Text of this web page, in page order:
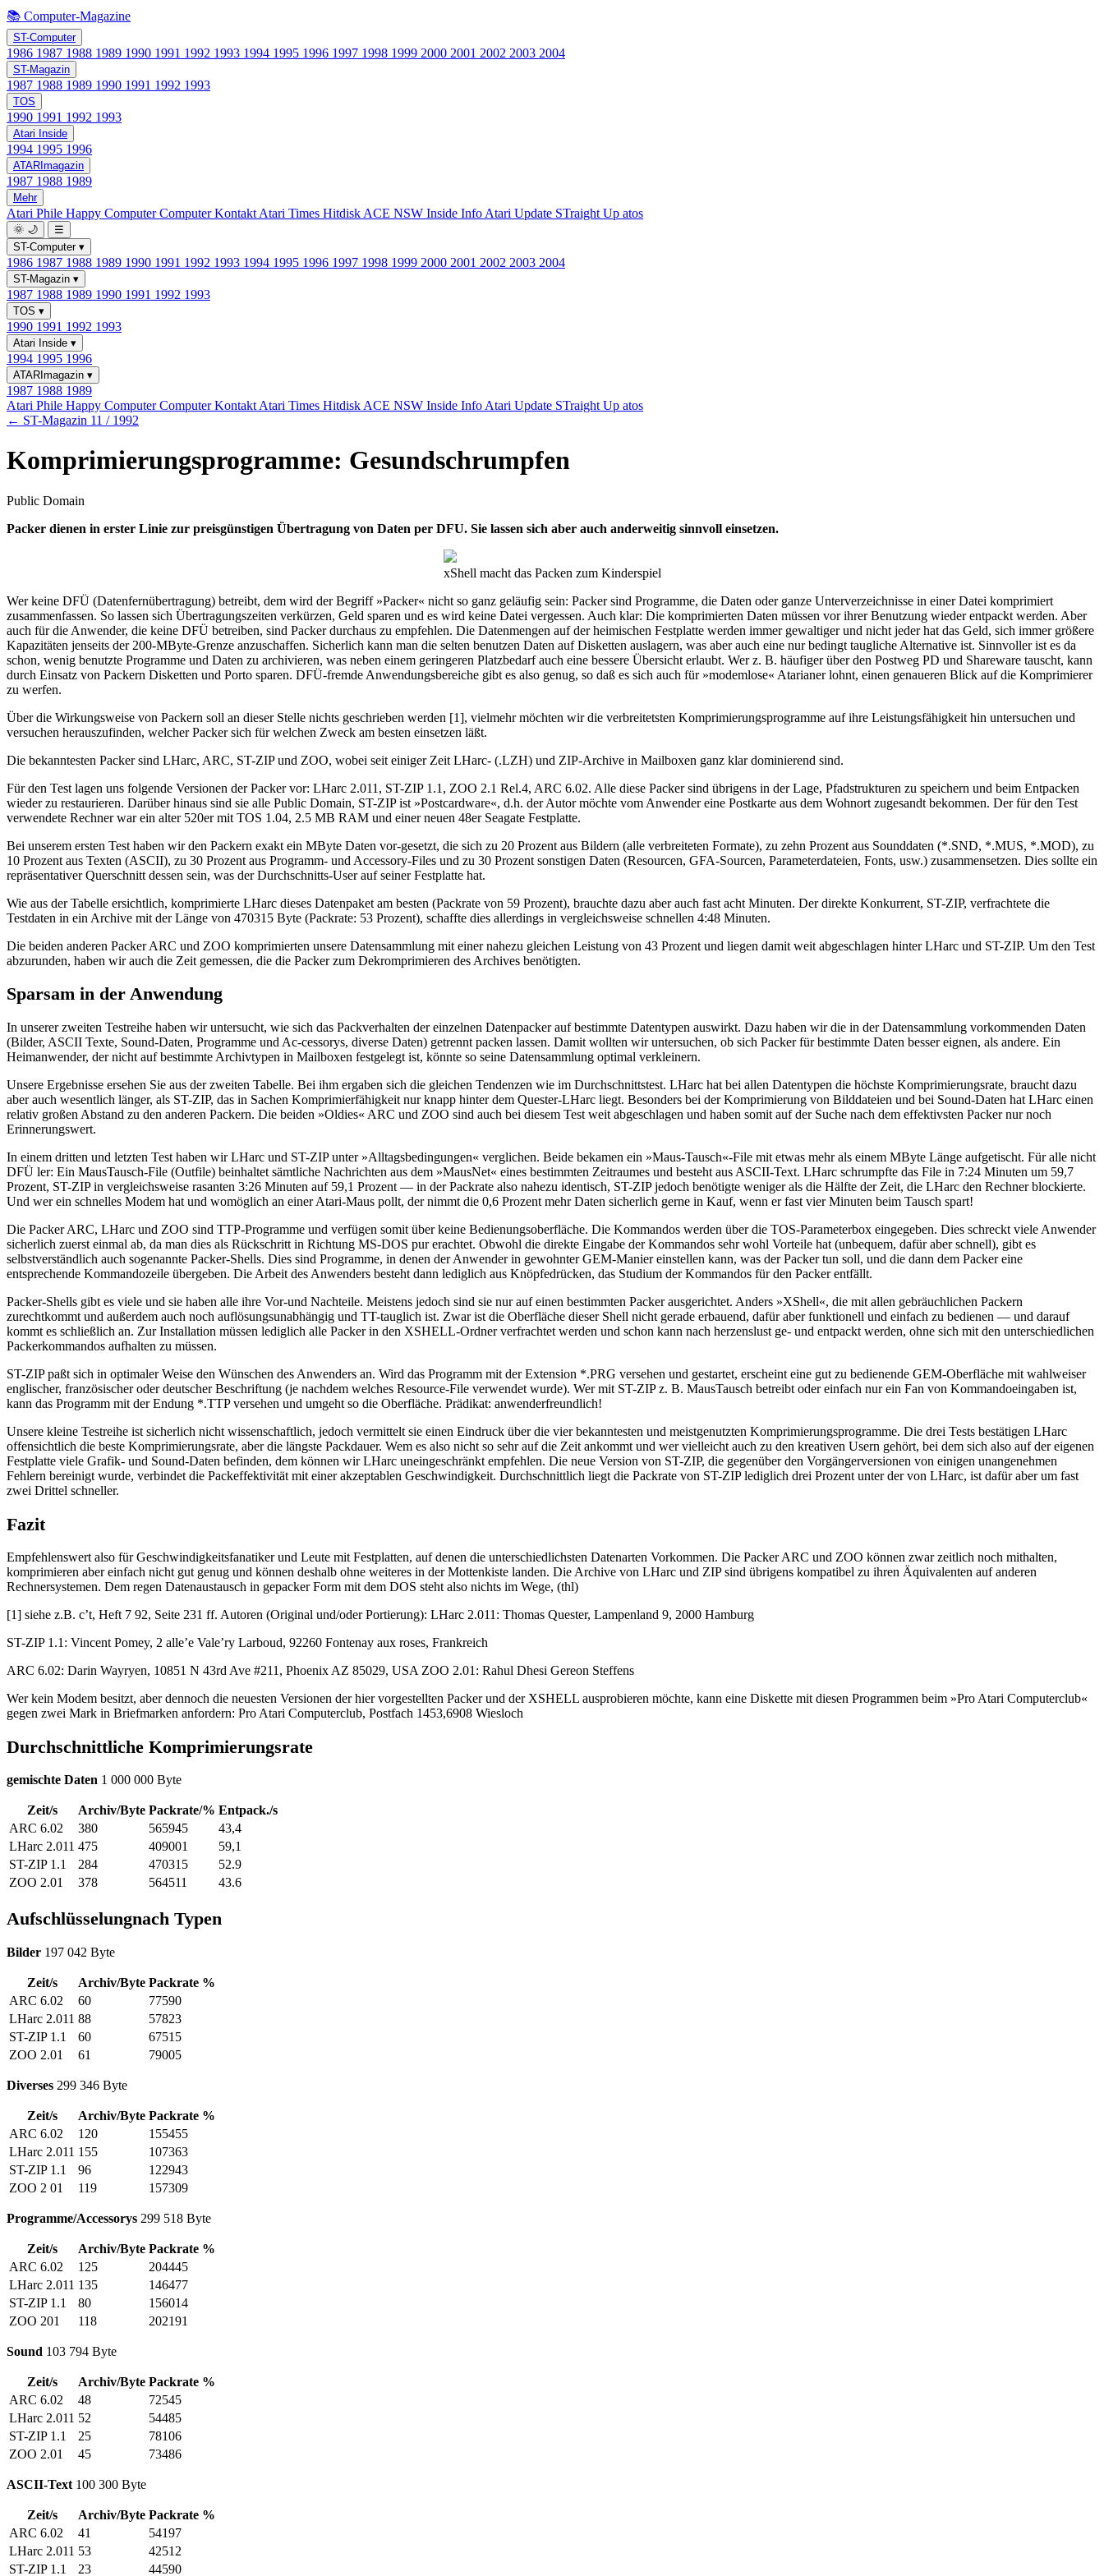
📚 Computer-Magazine
ST-Computer
1986 1987 1988 1989 1990 1991 1992 1993 1994 1995 1996 1997 1998 1999 2000 2001 2002 2003 2004
ST-Magazin
1987 1988 1989 1990 1991 1992 1993
TOS
1990 1991 1992 1993
Atari Inside
1994 1995 1996
ATARImagazin
1987 1988 1989
Mehr
Atari Phile Happy ComputerComputer Kontakt Atari Times Hitdisk ACE NSW Inside Info Atari Update STraight Up atos
🌞 🌙
☰
ST-Computer ▾
1986 1987 1988 1989 1990 1991 1992 1993 1994 1995 1996 1997 1998 1999 2000 2001 2002 2003 2004
ST-Magazin ▾
1987 1988 1989 1990 1991 1992 1993
TOS ▾
1990 1991 1992 1993
Atari Inside ▾
1994 1995 1996
ATARImagazin ▾
1987 1988 1989
Atari Phile Happy ComputerComputer Kontakt Atari Times Hitdisk ACE NSW Inside Info Atari Update STraight Up atos
← ST-Magazin 11 / 1992
Komprimierungsprogramme: Gesundschrumpfen
Public Domain
Packer dienen in erster Linie zur preisgünstigen Übertragung von Daten per DFU. Sie lassen sich aber auch anderweitig sinnvoll einsetzen.
xShell macht das Packen zum Kinderspiel
Wer keine DFÜ (Datenfernübertragung) betreibt, dem wird der Begriff »Packer« nicht so ganz geläufig sein: Packer sind Programme, die Daten oder ganze Unterverzeichnisse in einer Datei komprimiert
zusammenfassen. So lassen sich Übertragungszeiten verkürzen, Geld sparen und es wird keine Datei vergessen. Auch klar: Die komprimierten Daten müssen vor ihrer Benutzung wieder entpackt werden. Aber
auch für die Anwender, die keine DFÜ betreiben, sind Packer durchaus zu empfehlen. Die Datenmengen auf der heimischen Festplatte werden immer gewaltiger und nicht jeder hat das Geld, sich immer größere
Kapazitäten jenseits der 200-MByte-Grenze anzuschaffen. Sicherlich kann man die selten benutzen Daten auf Disketten auslagern, was aber auch eine nur bedingt taugliche Alternative ist. Sinnvoller ist es da
schon, wenig benutzte Programme und Daten zu archivieren, was neben einem geringeren Platzbedarf auch eine bessere Übersicht erlaubt. Wer z. B. häufiger über den Postweg PD und Shareware tauscht, kann
durch Einsatz von Packern Disketten und Porto sparen. DFÜ-fremde Anwendungsbereiche gibt es also genug, so daß es sich auch für »modemlose« Atarianer lohnt, einen genaueren Blick auf die Komprimierer
zu werfen.
Über die Wirkungsweise von Packern soll an dieser Stelle nichts geschrieben werden [1], vielmehr möchten wir die verbreitetsten Komprimierungsprogramme auf ihre Leistungsfähigkeit hin untersuchen und
versuchen herauszufinden, welcher Packer sich für welchen Zweck am besten einsetzen läßt.
Die bekanntesten Packer sind LHarc, ARC, ST-ZIP und ZOO, wobei seit einiger Zeit LHarc- (.LZH) und ZIP-Archive in Mailboxen ganz klar dominierend sind.
Für den Test lagen uns folgende Versionen der Packer vor: LHarc 2.011, ST-ZIP 1.1, ZOO 2.1 Rel.4, ARC 6.02. Alle diese Packer sind übrigens in der Lage, Pfadstrukturen zu speichern und beim Entpacken
wieder zu restaurieren. Darüber hinaus sind sie alle Public Domain, ST-ZIP ist »Postcardware«, d.h. der Autor möchte vom Anwender eine Postkarte aus dem Wohnort zugesandt bekommen. Der für den Test
verwendete Rechner war ein alter 520er mit TOS 1.04, 2.5 MB RAM und einer neuen 48er Seagate Festplatte.
Bei unserem ersten Test haben wir den Packern exakt ein MByte Daten vor-gesetzt, die sich zu 20 Prozent aus Bildern (alle verbreiteten Formate), zu zehn Prozent aus Sounddaten (*.SND, *.MUS, *.MOD), zu
10 Prozent aus Texten (ASCII), zu 30 Prozent aus Programm- und Accessory-Files und zu 30 Prozent sonstigen Daten (Resourcen, GFA-Sourcen, Parameterdateien, Fonts, usw.) zusammensetzen. Dies sollte ein
repräsentativer Querschnitt dessen sein, was der Durchschnitts-User auf seiner Festplatte hat.
Wie aus der Tabelle ersichtlich, komprimierte LHarc dieses Datenpaket am besten (Packrate von 59 Prozent), brauchte dazu aber auch fast acht Minuten. Der direkte Konkurrent, ST-ZIP, verfrachtete die
Testdaten in ein Archive mit der Länge von 470315 Byte (Packrate: 53 Prozent), schaffte dies allerdings in vergleichsweise schnellen 4:48 Minuten.
Die beiden anderen Packer ARC und ZOO komprimierten unsere Datensammlung mit einer nahezu gleichen Leistung von 43 Prozent und liegen damit weit abgeschlagen hinter LHarc und ST-ZIP. Um den Test
abzurunden, haben wir auch die Zeit gemessen, die die Packer zum Dekromprimieren des Archives benötigten.
Sparsam in der Anwendung
In unserer zweiten Testreihe haben wir untersucht, wie sich das Packverhalten der einzelnen Datenpacker auf bestimmte Datentypen auswirkt. Dazu haben wir die in der Datensammlung vorkommenden Daten
(Bilder, ASCII Texte, Sound-Daten, Programme und Ac-cessorys, diverse Daten) getrennt packen lassen. Damit wollten wir untersuchen, ob sich Packer für bestimmte Daten besser eignen, als andere. Ein
Heimanwender, der nicht auf bestimmte Archivtypen in Mailboxen festgelegt ist, könnte so seine Datensammlung optimal verkleinern.
Unsere Ergebnisse ersehen Sie aus der zweiten Tabelle. Bei ihm ergaben sich die gleichen Tendenzen wie im Durchschnittstest. LHarc hat bei allen Datentypen die höchste Komprimierungsrate, braucht dazu
aber auch wesentlich länger, als ST-ZIP, das in Sachen Komprimierfähigkeit nur knapp hinter dem Quester-LHarc liegt. Besonders bei der Komprimierung von Bilddateien und bei Sound-Daten hat LHarc einen
relativ großen Abstand zu den anderen Packern. Die beiden »Oldies« ARC und ZOO sind auch bei diesem Test weit abgeschlagen und haben somit auf der Suche nach dem effektivsten Packer nur noch
Erinnerungswert.
In einem dritten und letzten Test haben wir LHarc und ST-ZIP unter »Alltagsbedingungen« verglichen. Beide bekamen ein »Maus-Tausch«-File mit etwas mehr als einem MByte Länge aufgetischt. Für alle nicht
DFÜ ler: Ein MausTausch-File (Outfile) beinhaltet sämtliche Nachrichten aus dem »MausNet« eines bestimmten Zeitraumes und besteht aus ASCII-Text. LHarc schrumpfte das File in 7:24 Minuten um 59,7
Prozent, ST-ZIP in vergleichsweise rasanten 3:26 Minuten auf 59,1 Prozent — in der Packrate also nahezu identisch, ST-ZIP jedoch benötigte weniger als die Hälfte der Zeit, die LHarc den Rechner blockierte.
Und wer ein schnelles Modem hat und womöglich an einer Atari-Maus pollt, der nimmt die 0,6 Prozent mehr Daten sicherlich gerne in Kauf, wenn er fast vier Minuten beim Tausch spart!
Die Packer ARC, LHarc und ZOO sind TTP-Programme und verfügen somit über keine Bedienungsoberfläche. Die Kommandos werden über die TOS-Parameterbox eingegeben. Dies schreckt viele Anwender
sicherlich zuerst einmal ab, da man dies als Rückschritt in Richtung MS-DOS pur erachtet. Obwohl die direkte Eingabe der Kommandos sehr wohl Vorteile hat (unbequem, dafür aber schnell), gibt es
selbstverständlich auch sogenannte Packer-Shells. Dies sind Programme, in denen der Anwender in gewohnter GEM-Manier einstellen kann, was der Packer tun soll, und die dann dem Packer eine
entsprechende Kommandozeile übergeben. Die Arbeit des Anwenders besteht dann lediglich aus Knöpfedrücken, das Studium der Kommandos für den Packer entfällt.
Packer-Shells gibt es viele und sie haben alle ihre Vor-und Nachteile. Meistens jedoch sind sie nur auf einen bestimmten Packer ausgerichtet. Anders »XShell«, die mit allen gebräuchlichen Packern
zurechtkommt und außerdem auch noch auflösungsunabhängig und TT-tauglich ist. Zwar ist die Oberfläche dieser Shell nicht gerade erbauend, dafür aber funktionell und einfach zu bedienen — und darauf
kommt es schließlich an. Zur Installation müssen lediglich alle Packer in den XSHELL-Ordner verfrachtet werden und schon kann nach herzenslust ge- und entpackt werden, ohne sich mit den unterschiedlichen
Packerkommandos aufhalten zu müssen.
ST-ZIP paßt sich in optimaler Weise den Wünschen des Anwenders an. Wird das Programm mit der Extension *.PRG versehen und gestartet, erscheint eine gut zu bedienende GEM-Oberfläche mit wahlweiser
englischer, französischer oder deutscher Beschriftung (je nachdem welches Resource-File verwendet wurde). Wer mit ST-ZIP z. B. MausTausch betreibt oder einfach nur ein Fan von Kommandoeingaben ist,
kann das Programm mit der Endung *.TTP versehen und umgeht so die Oberfläche. Prädikat: anwenderfreundlich!
Unsere kleine Testreihe ist sicherlich nicht wissenschaftlich, jedoch vermittelt sie einen Eindruck über die vier bekanntesten und meistgenutzten Komprimierungsprogramme. Die drei Tests bestätigen LHarc
offensichtlich die beste Komprimierungsrate, aber die längste Packdauer. Wem es also nicht so sehr auf die Zeit ankommt und wer vielleicht auch zu den kreativen Usern gehört, bei dem sich also auf der eigenen
Festplatte viele Grafik- und Sound-Daten befinden, dem können wir LHarc uneingeschränkt empfehlen. Die neue Version von ST-ZIP, die gegenüber den Vorgängerversionen von einigen unangenehmen
Fehlern bereinigt wurde, verbindet die Packeffektivität mit einer akzeptablen Geschwindigkeit. Durchschnittlich liegt die Packrate von ST-ZIP lediglich drei Prozent unter der von LHarc, ist dafür aber um fast
zwei Drittel schneller.
Fazit
Empfehlenswert also für Geschwindigkeitsfanatiker und Leute mit Festplatten, auf denen die unterschiedlichsten Datenarten Vorkommen. Die Packer ARC und ZOO können zwar zeitlich noch mithalten,
komprimieren aber einfach nicht gut genug und können deshalb ohne weiteres in der Mottenkiste landen. Die Archive von LHarc und ZIP sind übrigens kompatibel zu ihren Äquivalenten auf anderen
Rechnersystemen. Dem regen Datenaustausch in gepacker Form mit dem DOS steht also nichts im Wege, (thl)
[1] siehe z.B. c’t, Heft 7 92, Seite 231 ff. Autoren (Original und/oder Portierung): LHarc 2.011: Thomas Quester, Lampenland 9, 2000 Hamburg
ST-ZIP 1.1: Vincent Pomey, 2 alle’e Vale’ry Larboud, 92260 Fontenay aux roses, Frankreich
ARC 6.02: Darin Wayryen, 10851 N 43rd Ave #211, Phoenix AZ 85029, USA ZOO 2.01: Rahul Dhesi Gereon Steffens
Wer kein Modem besitzt, aber dennoch die neuesten Versionen der hier vorgestellten Packer und der XSHELL ausprobieren möchte, kann eine Diskette mit diesen Programmen beim »Pro Atari Computerclub«
gegen zwei Mark in Briefmarken anfordern: Pro Atari Computerclub, Postfach 1453,6908 Wiesloch
Durchschnittliche Komprimierungsrate
gemischte Daten 1 000 000 Byte
Zeit/s Archiv/Byte Packrate/% Entpack./s
ARC 6.02
380 565945
43,4
LHarc 2.011 475 409001
59,1
ST-ZIP 1.1
284 470315
52.9
ZOO 2.01
378 564511 43.6
Aufschlüsselungnach Typen
Bilder 197 042 Byte
Zeit/s Archiv/Byte Packrate %
ARC 6.02
60
77590
LHarc 2.011 88
57823
ST-ZIP 1.1
60
67515
ZOO 2.01
61 79005
Diverses 299 346 Byte
Zeit/s Archiv/Byte Packrate %
ARC 6.02
120
155455
LHarc 2.011 155
107363
ST-ZIP 1.1
96
122943
ZOO 2 01
119 157309
Programme/Accessorys 299 518 Byte
Zeit/s Archiv/Byte Packrate %
ARC 6.02
125
204445
LHarc 2.011 135
146477
ST-ZIP 1.1
80
156014
ZOO 201
118 202191
Sound 103 794 Byte
Zeit/s Archiv/Byte Packrate %
ARC 6.02
48
72545
LHarc 2.011 52
54485
ST-ZIP 1.1
25
78106
ZOO 2.01
45 73486
ASCII-Text 100 300 Byte
Zeit/s Archiv/Byte Packrate %
ARC 6.02
41
54197
LHarc 2.011 53
42512
ST-ZIP 1.1
23 44590